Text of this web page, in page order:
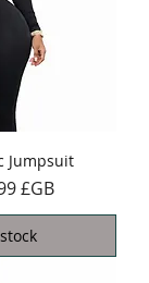
Jumpsuit
promotionnel
£GB